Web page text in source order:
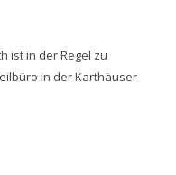
ist in der Regel zu
in der Karthäuser